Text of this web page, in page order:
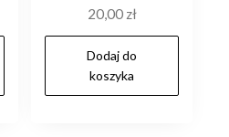
20,00 zł
Dodaj do
koszyka